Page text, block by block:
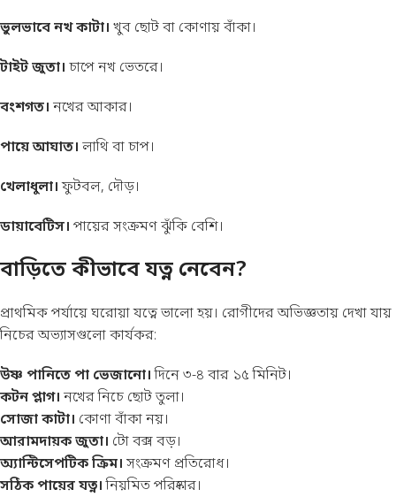
ভুলভাবে নখ কাটা। খুব ছোট বা কোণায় বাঁকা।
টাইট জুতা। চাপে নখ ভেতরে।
বংশগত। নখের আকার।
পায়ে আঘাত। লাথি বা চাপ।
খেলাধুলা।ফুটবল, দৌড়।
ডায়াবেটিস। পায়ের সংক্রমণ ঝুঁকি বেশি।
বাড়িতে কীভাবে যত্ন নেবেন?
প্রাথমিক পর্যায়ে ঘরোয়া যত্নে ভালো হয়। রোগীদের অভিজ্ঞতায় দেখা যায়
নিচের অভ্যাসগুলো কার্যকর:
উষ্ণ পানিতে পা ভেজানো।দিনে ৩-৪ বার ১৫ মিনিট।
কটন প্লাগ। নখের নিচে ছোট তুলা।
সোজা কাটা। কোণা বাঁকা নয়।
আরামদায়ক জুতা। টো বক্স বড়।
অ্যান্টিসেপটিক ক্রিম। সংক্রমণ প্রতিরোধ।
সঠিক পায়ের যত্ন।নিয়মিত পরিষ্কার।